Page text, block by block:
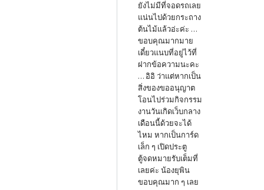
ยังไม่มีที่จอดรถเลย
แน่นไปด้วยกระถาง
ต้นไม้แล้วอ่ะค่ะ ...
ขอบคุณมากมาย
เดี๋ยวแนบที่อยู่ไว้ที่
ฝากข้อความนะคะ
... อิอิ ว่าแต่หากเป็น
สิ่งของขออนุญาต
โอนไปร่วมกิจกรรม
งานวันเกิดเว็บกลาง
เดือนนี้ด้วยจะได้
ไหม หากเป็นการ์ด
เล็ก ๆ เปิดประตู
ตู้จดหมายรับเต็มที่
เลยค่ะ น้องยุพิน
ขอบคุณมาก ๆ เลย